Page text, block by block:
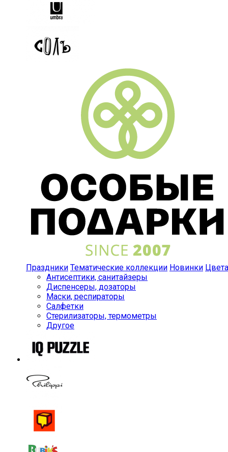
Праздники Тематические коллекции Новинки Цвета
Антисептики, санитайзеры
Диспенсеры, дозаторы
Маски, респираторы
Салфетки
Стерилизаторы, термометры
Другое